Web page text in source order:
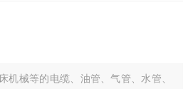
机械等的电缆、油管、气管、水管、